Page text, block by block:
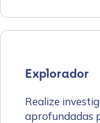
Explorador
Realize
aprofundadas